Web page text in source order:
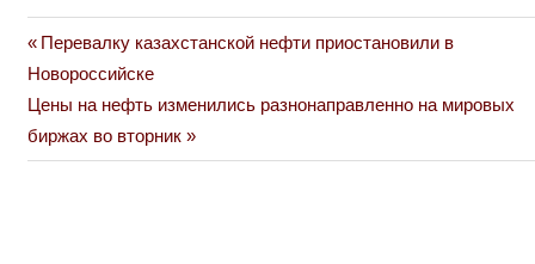
Навигация
по
записям
Previous
Post:
Перевалку казахстанской нефти приостановили в
Новороссийске
Next
Post:
Цены на нефть изменились разнонаправленно на мировых
биржах во вторник